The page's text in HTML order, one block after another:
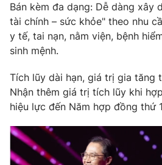
Liên hệ tòa soạn
THỜI BÁO VTV
Theo dõi báo trên
Bán kèm đa dạng: Dễ dàng xây
tài chính – sức khỏe" theo nhu
y tế, tai nạn, nằm viện, bệnh
sinh mệnh.
Tích lũy dài hạn, giá trị gia tăng
Nhận thêm giá trị tích lũy khi
hiệu lực đến Năm hợp đồng thứ